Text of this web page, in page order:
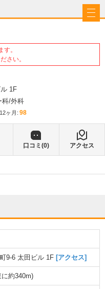
。
さい。
1F
科 外科
ヶ月: 98
口コミ(0) アクセス
9-6 太田ビル 1F [アクセス]
に約340m)